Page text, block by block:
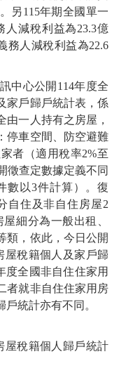
另115年期全國單一
人減稅利益為23.3億
務人減稅利益為22.6
中心公開114年度全
家戶歸戶統計表，係
由一人持有之房屋，
停車空間、防空避難
者（適用稅率2%至
徵查定數據定義不同
數以3件計算）。復
自住及非自住房屋2
細分為一般出租、
類，依此，今日公開
屋稅籍個人及家戶歸
度全國非自住住家用
者就非自住住家用房
統計亦有不同。
屋稅籍個人歸戶統計